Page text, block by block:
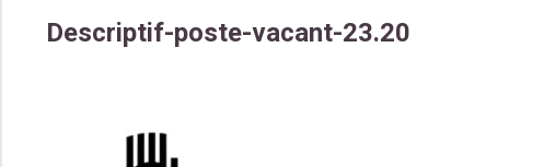
Descriptif-poste-vacant-23.20